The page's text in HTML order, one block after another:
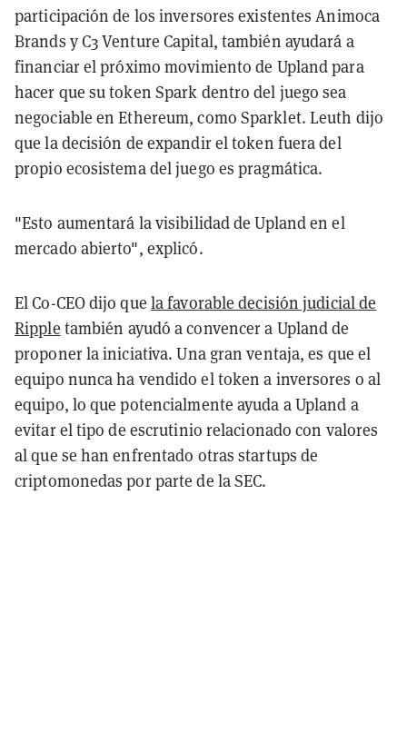
participación de los inversores existentes Animoca
Brands y C3 Venture Capital, también ayudará a
financiar el próximo movimiento de Upland para
hacer que su token Spark dentro del juego sea
negociable en Ethereum, como Sparklet. Leuth dijo
que la decisión de expandir el token fuera del
propio ecosistema del juego es pragmática.
"Esto aumentará la visibilidad de Upland en el
mercado abierto", explicó.
El Co-CEO dijo que la favorable decisión judicial de
Ripple también ayudó a convencer a Upland de
proponer la iniciativa. Una gran ventaja, es que el
equipo nunca ha vendido el token a inversores o al
equipo, lo que potencialmente ayuda a Upland a
evitar el tipo de escrutinio relacionado con valores
al que se han enfrentado otras startups de
criptomonedas por parte de la SEC.